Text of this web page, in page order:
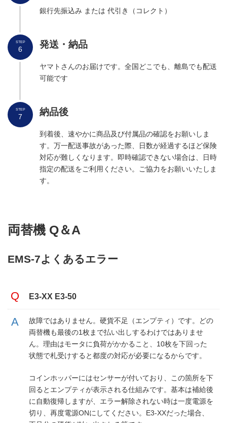
銀行先振込み または 代引き（コレクト）
発送 ・納品
ヤマトさんのお届けです。全国どこでも、離島でも配送
可能です
STEP
6
納品後
到着後、速やかに商品及び付属品の確認をお願いしま
す。万一配送事故があった際、日数が経過するほど保険
対応が難しくなります。即時確認できない場合は、日時
指定の配送をご利用ください。ご協力をお願いいたしま
す。
STEP
7
両替機 Q＆A
EMS-7よくあるエラー
E3-XX E3-50
故障ではありません。硬貨不足（エンプティ）です。どの
両替機も最後の1枚まで払い出しするわけではありませ
ん。理由はモータに負荷がかかること、10枚を下回った
状態で札受けすると都度の対応が必要になるからです。
コインホッパーにはセンサーが付いており、この箇所を下
回るとエンプティが表示される仕組みです。基本は補給後
に自動復帰しますが、エラー解除されない時は一度電源を
切り、再度電源ONにしてください。E3-XXだった場合、